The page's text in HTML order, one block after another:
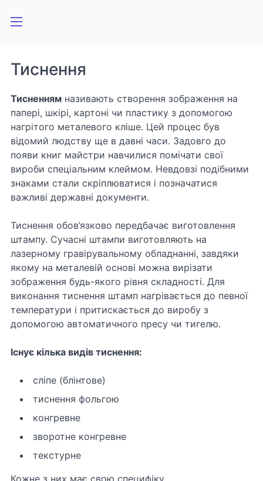
Тиснення
Тисненням називають створення зображення на
папері, шкірі, картоні чи пластику з допомогою
нагрітого металевого кліше. Цей процес був
відомий людству ще в давні часи. Задовго до
появи книг майстри навчилися помічати свої
вироби спеціальним клеймом. Невдовзі подібними
знаками стали скріплюватися і позначатися
важливі державні документи.
Тиснення обов’язково передбачає виготовлення
штампу. Сучасні штампи виготовляють на
лазерному гравірувальному обладнанні, завдяки
якому на металевій основі можна вирізати
зображення будь-якого рівня складності. Для
виконання тиснення штамп нагрівається до певної
температури і притискається до виробу з
допомогою автоматичного пресу чи тигелю.
Існує кілька видів тиснення:
сліпе (блінтове)
тиснення фольгою
конгревне
зворотне конгревне
текстурне
Кожне з них має свою специфіку.